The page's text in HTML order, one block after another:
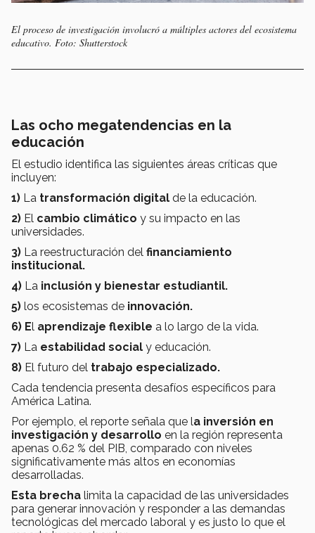
El proceso de investigación involucró a múltiples actores del ecosistema
educativo. Foto: Shutterstock
Las ocho megatendencias en la
educación
El estudio identifica las siguientes áreas críticas que
incluyen:
1) La transformación digital de la educación.
2) El cambio climático y su impacto en las
universidades.
3) La reestructuración del financiamiento
institucional.
4) La inclusión y bienestar estudiantil.
5) los ecosistemas de innovación.
6) El aprendizaje flexible a lo largo de la vida.
7) La estabilidad social y educación.
8) El futuro del trabajo especializado.
Cada tendencia presenta desafíos específicos para
América Latina.
Por ejemplo, el reporte señala que la inversión en
investigación y desarrollo en la región representa
apenas 0.62 % del PIB, comparado con niveles
significativamente más altos en economías
desarrolladas.
Esta brecha limita la capacidad de las universidades
para generar innovación y responder a las demandas
tecnológicas del mercado laboral y es justo lo que el